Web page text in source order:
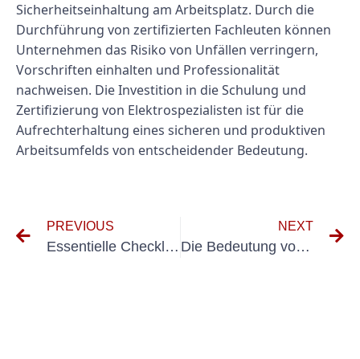
Sicherheitseinhaltung am Arbeitsplatz. Durch die
Durchführung von zertifizierten Fachleuten können
Unternehmen das Risiko von Unfällen verringern,
Vorschriften einhalten und Professionalität
nachweisen. Die Investition in die Schulung und
Zertifizierung von Elektrospezialisten ist für die
Aufrechterhaltung eines sicheren und produktiven
Arbeitsumfelds von entscheidender Bedeutung.
PREVIOUS
Essentielle Checkliste für Elektro Ersterung: Was Sie wissen müssen
NEXT
Die Bedeutung von Elektrogerateprüfung nach DGUV für die Gewährleistung der Sicherheit am Arbeitsplatz